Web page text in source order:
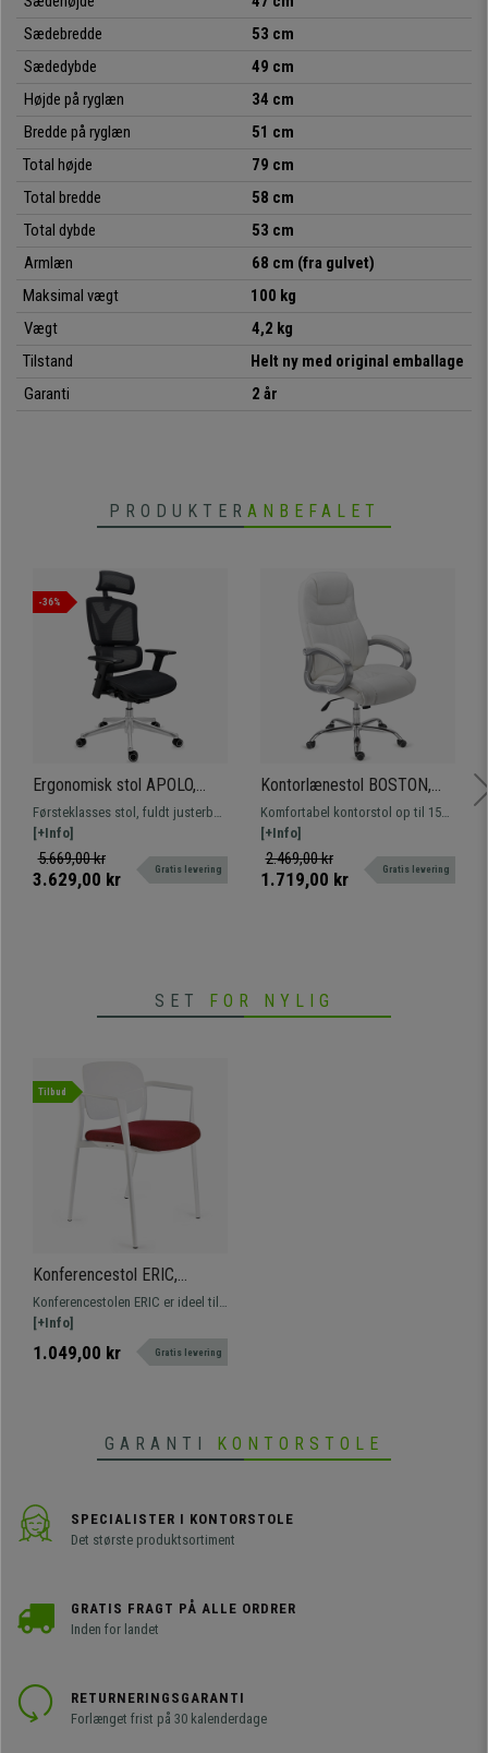
stabelbar model
du kan vælge den, der passer bedst til din smag eller dine behov.
Hvad mere kan man ønske sig? Denne enestående stol kombinere
design, kvalitet, komfort og fleksibilitet til en overbevisende pris
køb, du ikke vil fortryde!
Særlig robust: 4 runde stålben
• Meget praktisk og anvendelig
Sædebredde
53 cm
Sædedybde
49 cm
Højde på ryglæn
34 cm
Bredde på ryglæn
51 cm
Total højde
79 cm
Total bredde
58 cm
Total dybde
53 cm
Armlæn
68 cm (fra gulvet)
Maksimal vægt
100 kg
Vægt
4,2 kg
Tilstand
Helt ny med original emballage
Garanti
2 år
PRODUKTER ANBEFALET
-36%
Ergonomisk stol APOLO,
Maksimal ergonomi,
Krombelagt Metalstruktur, 8
timers Brug, Sort Net
Førsteklasses stol, fuldt justerbar
og med kromstruktur. Et af vores
kendetegn. Kun hos
Kontorstolepro!
[+Info]
5.669,00 kr
3.629,00 kr Gratis levering
Kontorlænestol BOSTON,
Kraftigt Polstret, Meget
Holdbar op til 150 kg!,
Stålstruktur, i Hvid
Komfortabel kontorstol op til 150
kg. Tyk polstring betrukket med
læder. Robust metalfod.
[+Info]
2.469,00 kr
1.719,00 kr Gratis levering
SET FOR NYLIG
Tilbud
Konferencestol ERIC,
Komfortabel og Praktisk,
Stabelbar, Bordeaux Farve
Konferencestolen ERIC er ideel til
komfortable sæder i venteværelser
eller mødelokaler. Fås med betræk
i forskellige farver.
[+Info]
1.049,00 kr Gratis levering
GARANTI KONTORSTOLE
SPECIALISTER I KONTORSTOLE
Det største produktsortiment
GRATIS FRAGT PÅ ALLE ORDRER
Inden for landet
RETURNERINGSGARANTI
Forlænget frist på 30 kalenderdage